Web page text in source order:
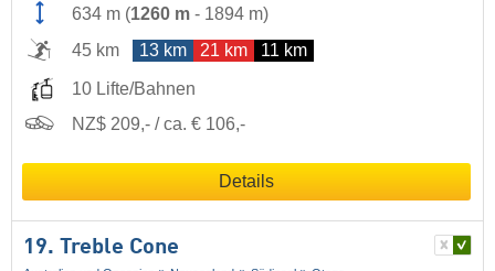
634 m (1260 m - 1894 m)
45 km
13 km 21 km 11 km
10 Lifte/Bahnen
NZ$ 209,- / ca. € 106,-
Details
19. Treble Cone